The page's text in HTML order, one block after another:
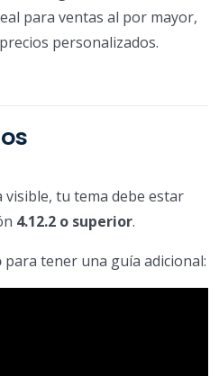
para ventas al por mayor,
personalizados.
visible, tu tema debe estar
4.12.2 o superior.
para tener una guía adicional: